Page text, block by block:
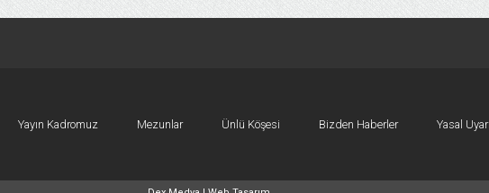
Yayın Kadromuz Mezunlar Ünlü Köşesi Bizden Haberler Yasal Uyarı